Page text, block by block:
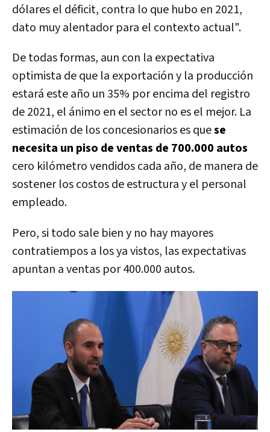
dólares el déficit, contra lo que hubo en 2021,
dato muy alentador para el contexto actual".
De todas formas, aun con la expectativa
optimista de que la exportación y la producción
estará este año un 35% por encima del registro
de 2021, el ánimo en el sector no es el mejor. La
estimación de los concesionarios es quese
necesita un piso de ventas de 700.000 autos
cero kilómetro vendidos cada año, de manera de
sostener los costos de estructura y el personal
empleado.
Pero, si todo sale bien y no hay mayores
contratiempos a los ya vistos, las expectativas
apuntan a ventas por 400.000 autos.